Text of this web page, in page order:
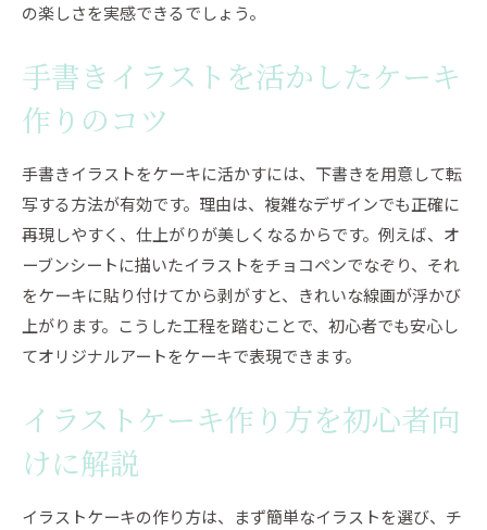
の楽しさを実感できるでしょう。
手書きイラストを活かしたケーキ
作りのコツ
手書きイラストをケーキに活かすには、下書きを用意して転
写する方法が有効です。理由は、複雑なデザインでも正確に
再現しやすく、仕上がりが美しくなるからです。例えば、オ
ーブンシートに描いたイラストをチョコペンでなぞり、それ
をケーキに貼り付けてから剥がすと、きれいな線画が浮かび
上がります。こうした工程を踏むことで、初心者でも安心し
てオリジナルアートをケーキで表現できます。
イラストケーキ作り方を初心者向
けに解説
イラストケーキの作り方は、まず簡単なイラストを選び、チ